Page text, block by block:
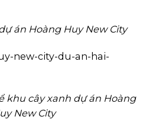
án Hoàng Huy New City
khu cây xanh dự án Hoàng
New City